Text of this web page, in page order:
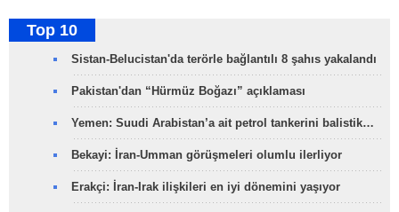
Top 10
Sistan-Belucistan'da terörle bağlantılı 8 şahıs yakalandı
Pakistan'dan “Hürmüz Boğazı” açıklaması
Yemen: Suudi Arabistan’a ait petrol tankerini balistik…
Bekayi: İran-Umman görüşmeleri olumlu ilerliyor
Erakçi: İran-Irak ilişkileri en iyi dönemini yaşıyor